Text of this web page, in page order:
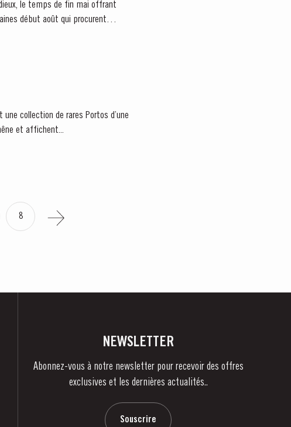
le temps de fin mai offrant
collection de rares Portos d’une
et affichent...
8
NEWSLETTER
Abonnez-vous à notre newsletter pour recevoir des offres
exclusives et les dernières actualités..
Souscrire